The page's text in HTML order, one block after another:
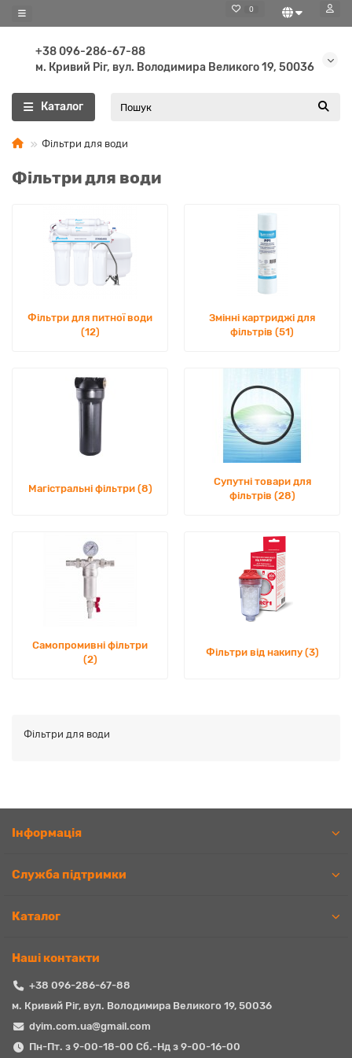
0
+38 096-286-67-88
м. Кривий Ріг, вул. Володимира Великого 19, 50036
Каталог
Фільтри для води
Фільтри для води
Фільтри для питної води
(12)
Змінні картриджі для
фільтрів (51)
Магістральні фільтри (8)
Супутні товари для
фільтрів (28)
Самопромивні фільтри
(2)
Фільтри від накипу (3)
Фільтри для води
Iнформація
Служба підтримки
Каталог
Наші контакти
+38 096-286-67-88
м. Кривий Ріг, вул. Володимира Великого 19, 50036
dyim.com.ua@gmail.com
Пн-Пт. з 9-00-18-00 Сб.-Нд з 9-00-16-00